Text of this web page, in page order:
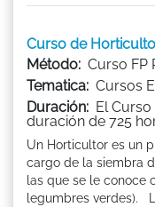
Curso de
Método: Curso FP
Tematica: Cursos
Duración: El
duración de 725
Un Horticultor es un
cargo de la siembra
las que se le conoce
legumbres verdes).